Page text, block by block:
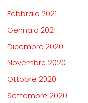
Febbraio 2021
Gennaio 2021
Dicembre 2020
Novembre 2020
Ottobre 2020
Settembre 2020